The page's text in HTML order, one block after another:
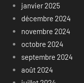
janvier 2025
décembre 2024
novembre 2024
octobre 2024
septembre 2024
août 2024